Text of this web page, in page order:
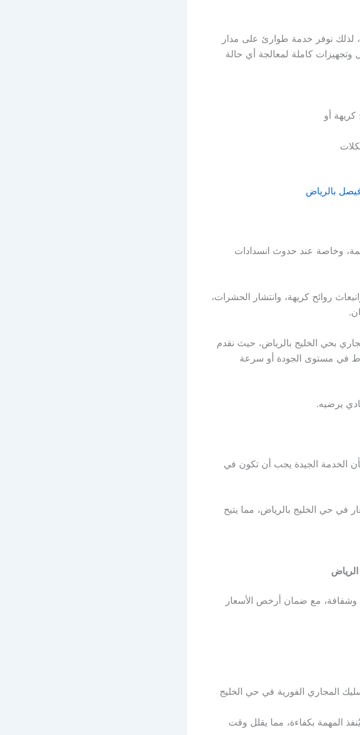
نوفر خدمة طوارئ على مدار
كاملة لمعالجة أي حالة
أو
بالرياض
وخاصة عند حدوث انسدادات
روائح كريهة، وانتشار الحشرات،
بحي الخليج بالرياض، حيث نقدم
في مستوى الجودة أو سرعة
يرضيه.
الخدمة الجيدة يجب أن تكون في
في حي الخليج بالرياض، مما يتيح
وشفافة، مع ضمان أرخص الأسعار
المجاري الفورية في حي الخليج
المهمة بكفاءة، مما يقلل وقت